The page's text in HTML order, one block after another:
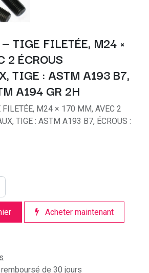
TIGE FILETÉE, M24 ×
2 ÉCROUS
TIGE : ASTM A193 B7,
A194 GR 2H
M24 × 170 MM, AVEC 2
TIGE : ASTM A193 B7, ÉCROUS :
Acheter maintenant
de 30 jours